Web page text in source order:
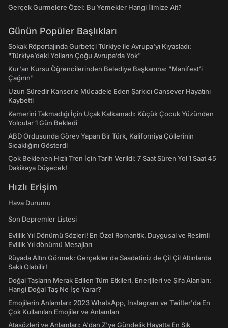
Gerçek Gurmelere Özel: Bu Yemekler Hangi İlimize Ait?
Günün Popüler Başlıkları
Sokak Röportajında Gurbetçi Türkiye ile Avrupa'yı Kıyasladı:
"Türkiye’deki Yolların Çoğu Avrupa’da Yok"
Kur'an Kursu Öğrencilerinden Belediye Başkanına: "Manifest’i
Çağırın"
Uzun Süredir Kanserle Mücadele Eden Şarkıcı Cansever Hayatını
Kaybetti
Kemerini Takmadığı İçin Uçak Kalkamadı: Küçük Çocuk Yüzünden
Yolcular 1 Gün Bekledi
ABD Ordusunda Görev Yapan Bir Türk, Kaliforniya Çöllerinin
Sıcaklığını Gösterdi
Çok Beklenen Hızlı Tren İçin Tarih Verildi: 7 Saat Süren Yol 1 Saat 45
Dakikaya Düşecek!
Hızlı Erişim
Hava Durumu
Son Depremler Listesi
Evlilik Yıl Dönümü Sözleri! En Özel Romantik, Duygusal ve Resimli
Evlilik Yıl dönümü Mesajları
Rüyada Altın Görmek: Gerçekler de Saadetiniz de Çil Çil Altınlarda
Saklı Olabilir!
Doğal Taşların Merak Edilen Tüm Etkileri, Enerjileri ve Şifa Alanları:
Hangi Doğal Taş Ne İşe Yarar?
Emojilerin Anlamları: 2023 WhatsApp, Instagram ve Twitter'da En
Çok Kullanılan Emojiler ve Anlamları
Atasözleri ve Anlamları: A'dan Z'ye Gündelik Hayatta En Sık